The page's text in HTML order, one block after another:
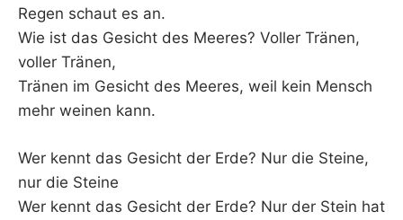
Regen schaut es an.
Wie ist das Gesicht des Meeres? Voller Tränen,
voller Tränen,
Tränen im Gesicht des Meeres, weil kein Mensch
mehr weinen kann.
Wer kennt das Gesicht der Erde? Nur die Steine,
nur die Steine
Wer kennt das Gesicht der Erde? Nur der Stein hat